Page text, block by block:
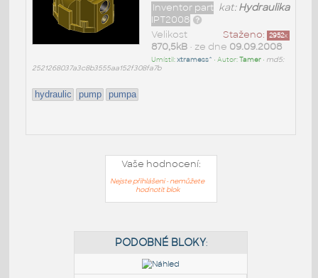
kat:Hydraulika
Inventor part
IPT2008
Staženo: 2952x
Velikost
870,5kB• ze dne 09.09.2008
Umístil:xtramess^ • Autor:Tamer• md5:
2521268037a3c8b3555aa152f308fa7b
hydraulic pump pumpa
Vaše hodnocení:
Nejste přihlášeni - nemůžete
hodnotit blok